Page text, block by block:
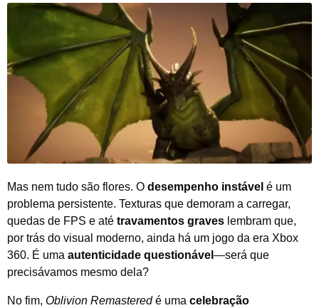
Mas nem tudo são flores. O desempenho instável é um
problema persistente. Texturas que demoram a carregar,
quedas de FPS e até travamentos graves lembram que,
por trás do visual moderno, ainda há um jogo da era Xbox
360. É uma autenticidade questionável —será que
precisávamos mesmo dela?
No fim, Oblivion Remastered é uma celebração